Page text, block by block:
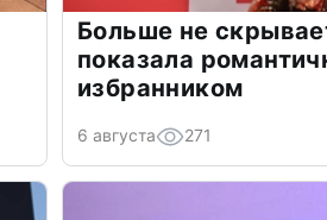
Больше не
показала
избранником
6 августа 271